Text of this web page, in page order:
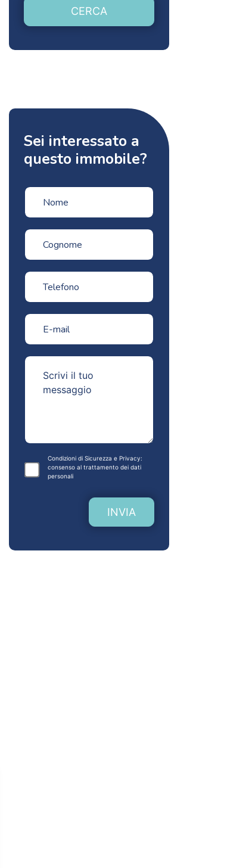
CERCA
Sei interessato a
questo immobile?
Condizioni di Sicurezza e Privacy:
consenso al trattamento dei dati
personali
INVIA